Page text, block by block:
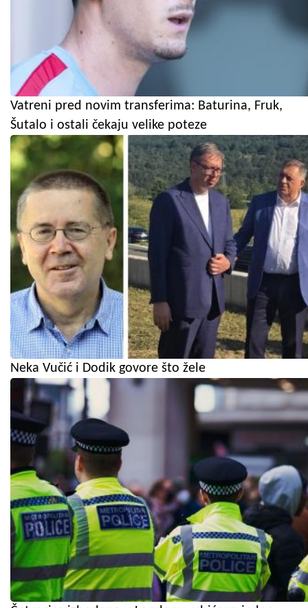
Vatreni pred novim transferima: Baturina, Fruk,
Šutalo i ostali čekaju velike poteze
Neka Vučić i Dodik govore što žele